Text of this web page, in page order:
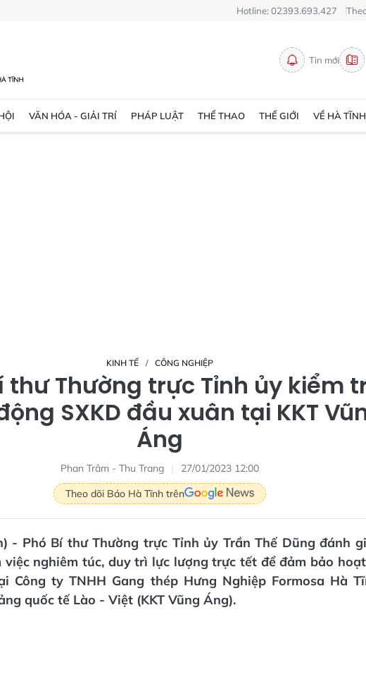
Hotline: 02393.693.427
Tin mới
VĂN HÓA - GIẢI TRÍ PHÁP LUẬT THỂ THAO THẾ GIỚI VỀ HÀ TĨNH
KINH TẾ CÔNG NGHIỆP
thư Thường trực Tỉnh ủy kiểm
SXKD đầu xuân tại KKT
Áng
Phan Trâm - Thu Trang
27/01/2023 12:00
Theo dõi Báo Hà Tĩnh trên
- Phó Bí thư Thường trực Tỉnh ủy Trần Thế Dũng đánh
nghiêm túc, duy trì lực lượng trực tết để đảm bảo
Công ty TNHH Gang thép Hưng Nghiệp Formosa Hà
quốc tế Lào - Việt (KKT Vũng Áng).